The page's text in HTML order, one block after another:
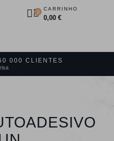
0 CARRINHO
0,00 €
000 CLIENTES